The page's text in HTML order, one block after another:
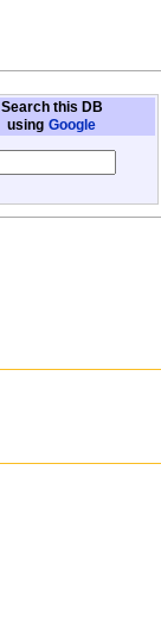
Search this DB
using Google